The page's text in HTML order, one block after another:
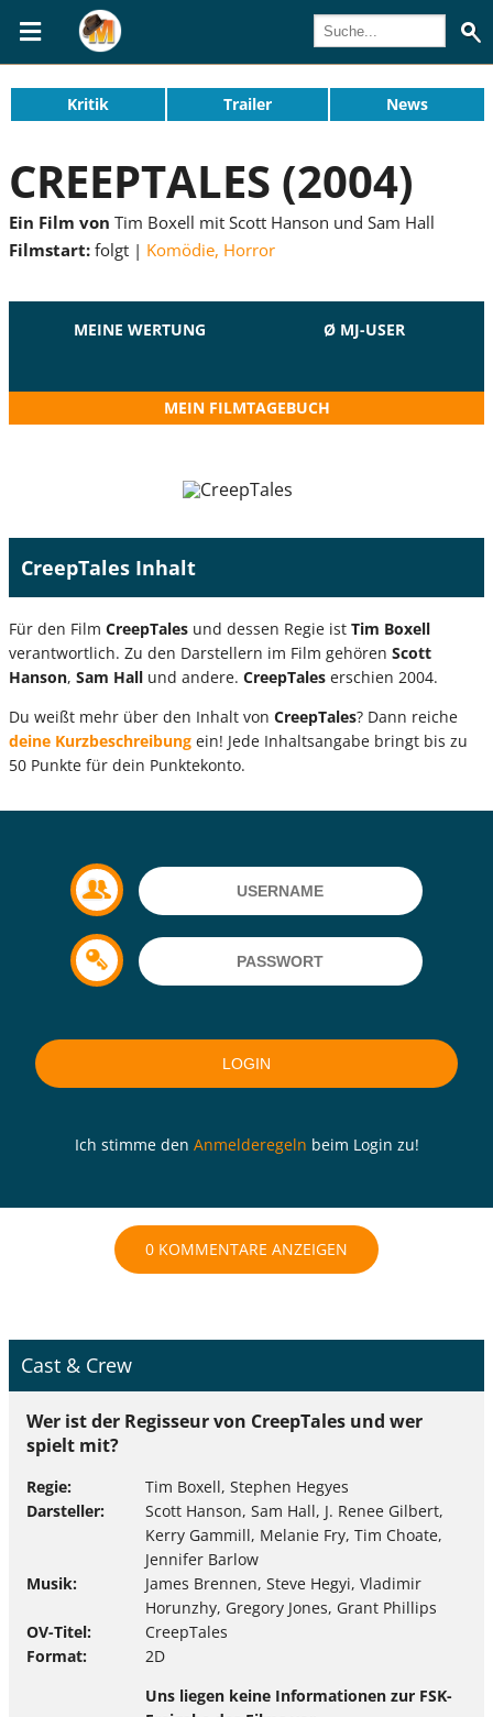
Kritik Trailer News
CREEPTALES (2004)
Ein Film von Tim Boxell mit Scott Hanson und Sam Hall
Filmstart: folgt Komödie, Horror
MEINE WERTUNG Ø MJ-USER
MEIN FILMTAGEBUCH
CreepTales Inhalt
Für den Film CreepTales und dessen Regie ist Tim Boxell
verantwortlich. Zu den Darstellern im Film gehören Scott
Hanson, Sam Hall und andere. CreepTales erschien 2004.
Du weißt mehr über den Inhalt von CreepTales? Dann reiche
deine Kurzbeschreibung ein! Jede Inhaltsangabe bringt bis zu
50 Punkte für dein Punktekonto.
Ich stimme den Anmelderegeln beim Login zu!
0 KOMMENTARE ANZEIGEN
Cast & Crew
Wer ist der Regisseur von CreepTales und wer
spielt mit?
Regie
Tim Boxell, Stephen Hegyes
Darsteller
Scott Hanson, Sam Hall, J. Renee Gilbert,
Kerry Gammill, Melanie Fry, Tim Choate,
Jennifer Barlow
Musik
James Brennen, Steve Hegyi, Vladimir
Horunzhy, Gregory Jones, Grant Phillips
OV-Titel
CreepTales
Format
2D
Uns liegen keine Informationen zur FSK-